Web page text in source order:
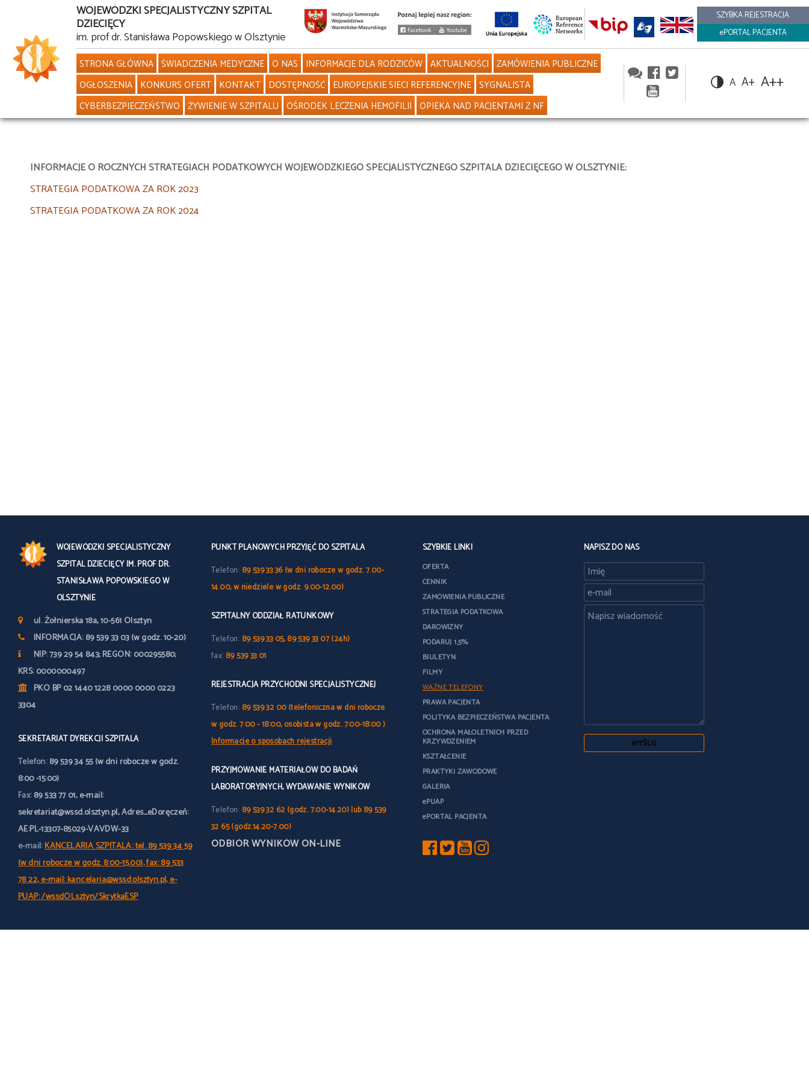
treści
WOJEWÓDZKI SPECJALISTYCZNY SZPITAL
DZIECIĘCY
im. prof dr. Stanisława Popowskiego w Olsztynie
SZYBKA REJESTRACJA
ePORTAL PACJENTA
STRONA GŁÓWNA ŚWIADCZENIA MEDYCZNE O NAS INFORMACJE DLA RODZICÓW AKTUALNOŚCI ZAMÓWIENIA PUBLICZNE
OGŁOSZENIA KONKURS OFERT KONTAKT DOSTĘPNOŚĆ EUROPEJSKIE SIECI REFERENCYJNE SYGNALISTA
CYBERBEZPIECZEŃSTWO ŻYWIENIE W SZPITALU OŚRODEK LECZENIA HEMOFILII OPIEKA NAD PACJENTAMI Z NF
A A+ A++
INFORMACJE O ROCZNYCH STRATEGIACH PODATKOWYCH WOJEWÓDZKIEGO SPECJALISTYCZNEGO SZPITALA DZIECIĘCEGO W OLSZTYNIE:
STRATEGIA PODATKOWA ZA ROK 2023
STRATEGIA PODATKOWA ZA ROK 2024
WOJEWÓDZKI SPECJALISTYCZNY
SZPITAL DZIECIĘCY IM. PROF DR.
STANISŁAWA POPOWSKIEGO W
OLSZTYNIE
ul. Żołnierska 18a, 10-561 Olsztyn
INFORMACJA: 89 539 33 03 (w godz. 10-20)
NIP: 739 29 54 843; REGON: 000295580;
KRS: 0000000497
PKO BP 02 1440 1228 0000 0000 0223
3304
SEKRETARIAT DYREKCJI SZPITALA
Telefon:89 539 34 55 (w dni robocze w godz.
8:00 -15:00)
Fax:89 533 77 01, e-mail:
sekretariat@wssd.olsztyn.pl, Adres_eDoręczeń:
AE:PL-13307-85029-VAVDW-33
e-mail:KANCELARIA SZPITALA: tel. 89 539 34 59
(w dni robocze w godz. 8:00-15.00), fax: 89 533
78 22, e-mail: kancelaria@wssd.olsztyn.pl, e-
PUAP: /wssdOLsztyn/SkrytkaESP
PUNKT PLANOWYCH PRZYJĘĆ DO SZPITALA
Telefon: 89 539 33 36 (w dni robocze w godz. 7.00-
14.00, w niedziele w godz. 9.00-12.00)
SZPITALNY ODDZIAŁ RATUNKOWY
Telefon: 89 539 33 05, 89 539 33 07 (24h)
fax: 89 539 33 01
REJESTRACJA PRZYCHODNI SPECJALISTYCZNEJ
Telefon: 89 539 32 00 (telefoniczna w dni robocze
w godz. 7:00 - 18:00, osobista w godz. 7:00-18:00 )
Informacje o sposobach rejestracji
PRZYJMOWANIE MATERIAŁÓW DO BADAŃ
LABORATORYJNYCH, WYDAWANIE WYNIKÓW
Telefon: 89 539 32 62 (godz. 7.00-14.20) lub 89 539
32 65 (godz.14.20-7.00)
ODBIÓR WYNIKÓW ON-LINE
SZYBKIE LINKI
OFERTA
CENNIK
ZAMÓWIENIA PUBLICZNE
STRATEGIA PODATKOWA
DAROWIZNY
PODARUJ 1,5%
BIULETYN
FILMY
WAŻNE TELEFONY
PRAWA PACJENTA
POLITYKA BEZPIECZEŃSTWA PACJENTA
OCHRONA MAŁOLETNICH PRZED
KRZYWDZENIEM
KSZTAŁCENIE
PRAKTYKI ZAWODOWE
GALERIA
ePUAP
ePORTAL PACJENTA
NAPISZ DO NAS